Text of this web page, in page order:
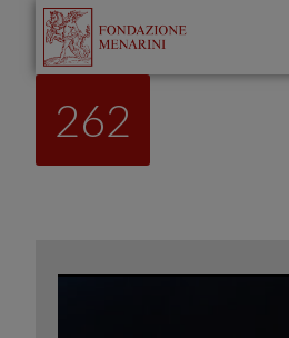
262